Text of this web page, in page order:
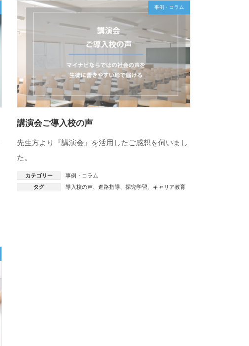
事例・コラム
講演会ご導入校の声
先生方より『講演会』を活用したご感想を伺いまし
た。
カテゴリー
事例・コラム
タグ
導入校の声 、進路指導 、探究学習 キャリア教育